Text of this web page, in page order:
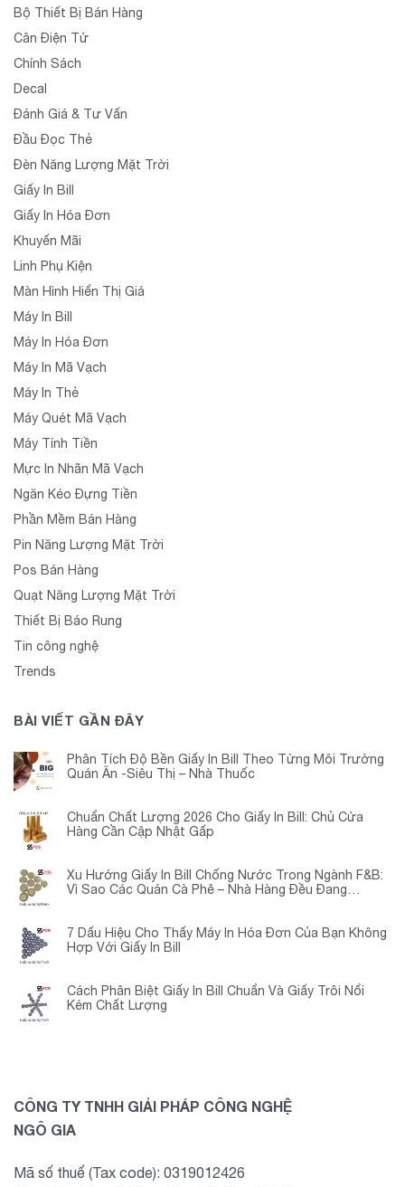
Bộ Thiết Bị Bán Hàng
Cân Điện Tử
Chính Sách
Decal
Đánh Giá & Tư Vấn
Đầu Đọc Thẻ
Đèn Năng Lượng Mặt Trời
Giấy In Bill
Giấy In Hóa Đơn
Khuyến Mãi
Linh Phụ Kiện
Màn Hình Hiển Thị Giá
Máy In Bill
Máy In Hóa Đơn
Máy In Mã Vạch
Máy In Thẻ
Máy Quét Mã Vạch
Máy Tính Tiền
Mực In Nhãn Mã Vạch
Ngăn Kéo Đựng Tiền
Phần Mềm Bán Hàng
Pin Năng Lượng Mặt Trời
Pos Bán Hàng
Quạt Năng Lượng Mặt Trời
Thiết Bị Báo Rung
Tin công nghệ
Trends
BÀI VIẾT GẦN ĐÂY
Phân Tích Độ Bền Giấy In Bill Theo Từng Môi Trường
Quán Ăn -Siêu Thị – Nhà Thuốc
Chuẩn Chất Lượng 2026 Cho Giấy In Bill: Chủ Cửa
Hàng Cần Cập Nhật Gấp
Xu Hướng Giấy In Bill Chống Nước Trong Ngành F&B:
Vì Sao Các Quán Cà Phê – Nhà Hàng Đều Đang
7 Dấu Hiệu Cho Thấy Máy In Hóa Đơn Của Bạn Không
Hợp Với Giấy In Bill
Cách Phân Biệt Giấy In Bill Chuẩn Và Giấy Trôi Nổi
Kém Chất Lượng
CÔNG TY TNHH GIẢI PHÁP CÔNG NGHỆ
NGÔ GIA
Mã số thuế (Tax code): 0319012426